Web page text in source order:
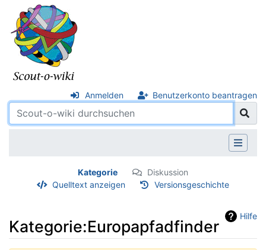
Anmelden Benutzerkonto beantragen
Kategorie
Diskussion
Quelltext anzeigen
Versionsgeschichte
Hilfe
Kategorie:Europapfadfinder